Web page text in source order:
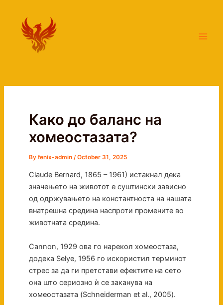
content
Како до баланс на
хомеостазата?
By fenix-admin /October 31, 2025
Claude Bernard, 1865 – 1961) истакнал дека
значењето на животот е суштински зависно
од одржувањето на константноста на нашата
внатрешна средина наспроти промените во
животната средина.
Cannon, 1929 ова го нарекол хомеостаза,
додека Selye, 1956 го искористил терминот
стрес за да ги претстави ефектите на сето
она што сериозно ѝ се заканува на
хомеостазата (Schneiderman et al., 2005).